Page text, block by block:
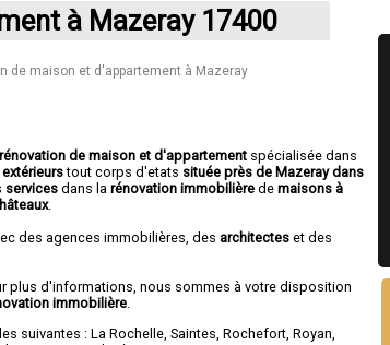
à Mazeray 17400
de maison et d'appartement à Mazeray
de maison et d'appartement spécialisée dans
tout corps d'etats située près de Mazeray dans
services dans larénovation immobilière demaisons à
.
des agences immobilières, des architectes et des
plus d'informations, nous sommes à votre disposition
immobilière
suivantes :La Rochelle ,Saintes ,Rochefort ,Royan